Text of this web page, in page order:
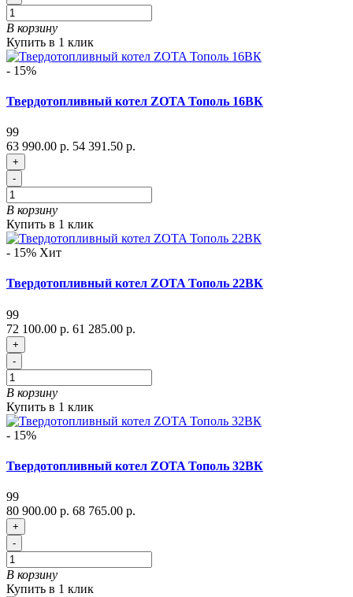
В корзину
Купить в 1 клик
- 15%
Твердотопливный котел ZOTA Тополь 16ВК
99
63 990.00 р. 54 391.50 р.
+
-
В корзину
Купить в 1 клик
- 15% Хит
Твердотопливный котел ZOTA Тополь 22ВК
99
72 100.00 р. 61 285.00 р.
+
-
В корзину
Купить в 1 клик
- 15%
Твердотопливный котел ZOTA Тополь 32ВК
99
80 900.00 р. 68 765.00 р.
+
-
В корзину
Купить в 1 клик